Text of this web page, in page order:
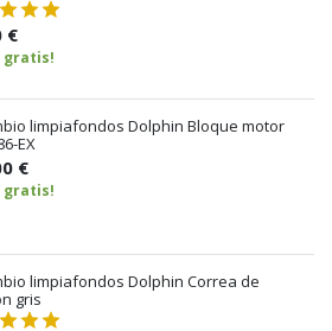
€
gratis!
limpiafondos Dolphin Bloque motor
EX
€
gratis!
limpiafondos Dolphin Correa de
gris